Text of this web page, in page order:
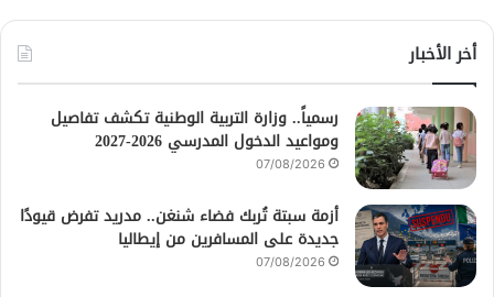
أخر الأخبار
رسمياً.. وزارة التربية الوطنية تكشف تفاصيل
ومواعيد الدخول المدرسي 2026-2027
07/08/2026
أزمة سبتة تُربك فضاء شنغن.. مدريد تفرض قيودًا
جديدة على المسافرين من إيطاليا
07/08/2026